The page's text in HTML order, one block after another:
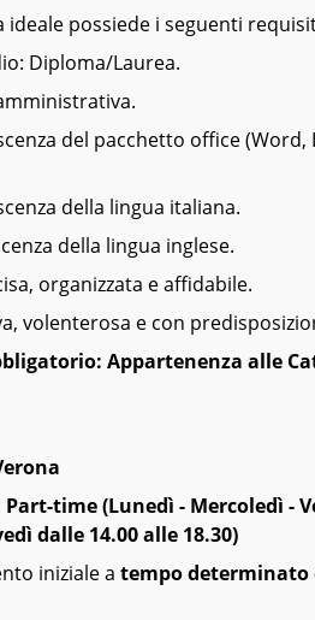
ideale possiede i seguenti
Diploma/Laurea.
del pacchetto office (Word,
della lingua italiana.
della lingua inglese.
organizzata e affidabile.
volenterosa e con
Appartenenza alle
Part-time (Lunedì - Mercoledì -
dalle 14.00 alle 18.30)
iniziale a tempo determinato